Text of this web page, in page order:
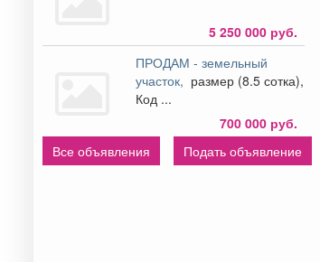
5 250 000 руб.
ПРОДАМ - земельный
участок, размер (8.5 сотка),
Код ...
700 000 руб.
Все объявления
Подать объявление